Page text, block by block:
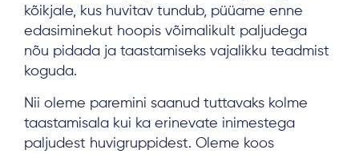
kõikjale, kus huvitav tundub, püüame enne
edasiminekut hoopis võimalikult paljudega
nõu pidada ja taastamiseks vajalikku teadmist
koguda.
Nii oleme paremini saanud tuttavaks kolme
taastamisala kui ka erinevate inimestega
paljudest huvigruppidest. Oleme koos